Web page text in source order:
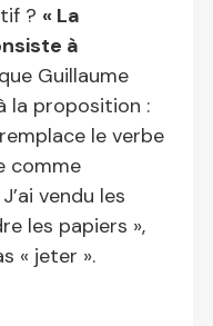
? « La
à
Guillaume
la proposition :
le verbe
comme
vendu les
les papiers »,
« jeter ».